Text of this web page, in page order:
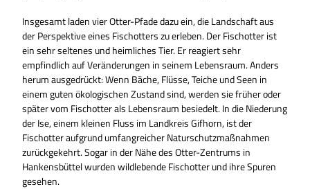
Insgesamt laden vier Otter-Pfade dazu ein, die Landschaft aus
der Perspektive eines Fischotters zu erleben. Der Fischotter ist
ein sehr seltenes und heimliches Tier. Er reagiert sehr
empfindlich auf Veränderungen in seinem Lebensraum. Anders
herum ausgedrückt: Wenn Bäche, Flüsse, Teiche und Seen in
einem guten ökologischen Zustand sind, werden sie früher oder
später vom Fischotter als Lebensraum besiedelt. In die Niederung
der Ise, einem kleinen Fluss im Landkreis Gifhorn, ist der
Fischotter aufgrund um­fang­reicher Naturschutzmaßnahmen
zurückgekehrt. Sogar in der Nähe des Otter-Zentrums in
Hankensbüttel wurden wildlebende Fischotter und ihre Spuren
gesehen.